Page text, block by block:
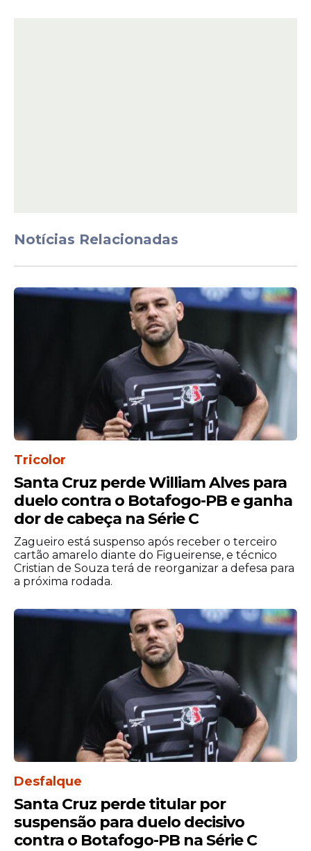
três seleções. A estreia acontece às 19h, no
horário deBrasília, em um confronto que
abre a caminhada da equipe brasileira no
O segundo jogo será disputado no dia 19
de junho, às 22h. Na ocasião, o Brasil
enfrenta o Haiti em uma partida que pode
ser decisiva para encaminhar a
classificação para a próxima fase. A equipe
entra em campo já com uma leitura mais
rodada inicial.
A fase de grupos será encerrada no dia 24
de junho, novamente às 19h, quando o
Brasil encara a Escócia. Esse confronto
fecha a participação da equipe na primeira
etapa da Copa e pode definir a posição
final na tabela do grupo.
Notícias Relacionadas
Tricolor
Santa Cruz perde William Alves para
duelo contra o Botafogo-PB e ganha
dor de cabeça na Série C
Zagueiro está suspenso após receber o terceiro
cartão amarelo diante do Figueirense, e técnico
Cristian de Souza terá de reorganizar a defesa para
a próxima rodada.
Desfalque
Santa Cruz perde titular por
suspensão para duelo decisivo
contra o Botafogo-PB na Série C